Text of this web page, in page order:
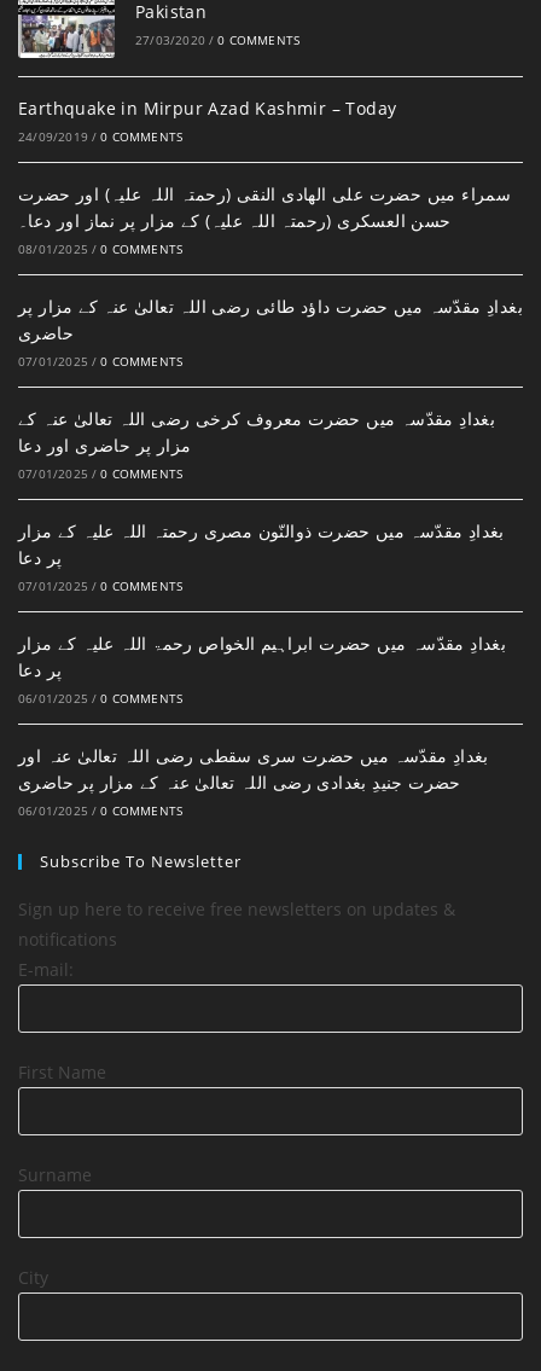
Pakistan
27/03/2020 / 0 COMMENTS
Earthquake in Mirpur Azad Kashmir – Today
24/09/2019 / 0 COMMENTS
سمراء میں حضرت علی الھادی النقی (رحمتہ اللہ علیہ) اور حضرت
حسن العسکری (رحمتہ اللہ علیہ) کے مزار پر نماز اور دعا۔
08/01/2025 / 0 COMMENTS
بغدادِ مقدّسہ میں حضرت داؤد طائی رضی اللہ تعالیٰ عنہ کے مزار پر
حاضری
07/01/2025 / 0 COMMENTS
بغدادِ مقدّسہ میں حضرت معروف کرخی رضی اللہ تعالیٰ عنہ کے
مزار پر حاضری اور دعا
07/01/2025 / 0 COMMENTS
بغدادِ مقدّسہ میں حضرت ذوالنّون مصری رحمتہ اللہ علیہ کے مزار
پر دعا
07/01/2025 / 0 COMMENTS
بغدادِ مقدّسہ میں حضرت ابراہیم الخواص رحمۃ اللہ علیہ کے مزار
پر دعا
06/01/2025 / 0 COMMENTS
بغدادِ مقدّسہ میں حضرت سری سقطی رضی اللہ تعالیٰ عنہ اور
حضرت جنیدِ بغدادی رضی اللہ تعالیٰ عنہ کے مزار پر حاضری
06/01/2025 / 0 COMMENTS
Subscribe To Newsletter
Sign up here to receive free newsletters on updates &
notifications
E-mail:
First Name
Surname
City